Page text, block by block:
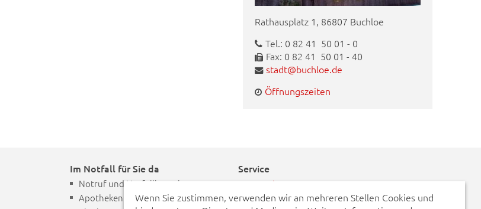
Rathausplatz 1, 86807 Buchloe
Tel.: 0 82 41 50 01 - 0
Fax: 0 82 41 50 01 - 40
stadt@buchloe.de
Öffnungszeiten
Im Notfall für Sie da
Notruf und Notfallkontakte
Apotheken Notdienst
Service
Kontakt
Schadensmeldungen
Wenn Sie zustimmen, verwenden wir an mehreren Stellen Cookies und